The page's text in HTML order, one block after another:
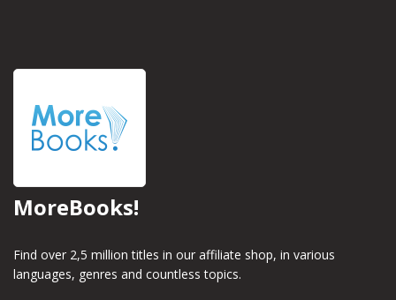
MoreBooks!
Find over 2,5 million titles in our affiliate shop, in various
languages, genres and countless topics.